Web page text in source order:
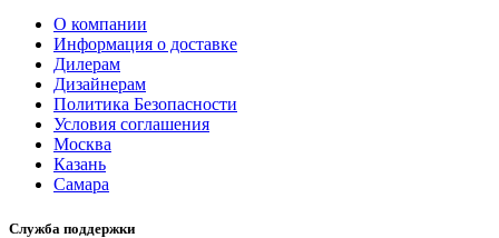
О компании
Информация о доставке
Дилерам
Дизайнерам
Политика Безопасности
Условия соглашения
Москва
Казань
Самара
Служба поддержки